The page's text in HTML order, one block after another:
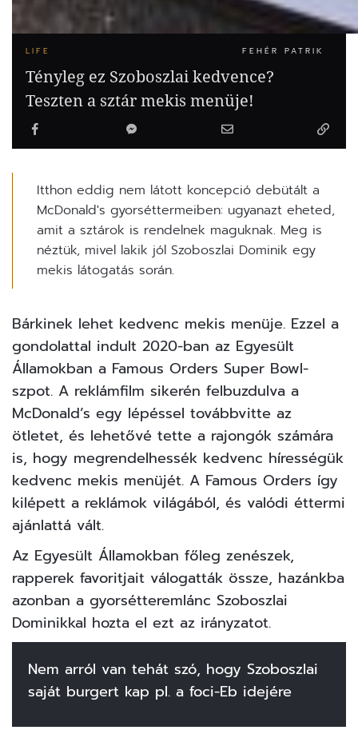
LIFE FEHÉR PATRIK
Tényleg ez Szoboszlai kedvence?
Teszten a sztár mekis menüje!
Itthon eddig nem látott koncepció debütált a
McDonald's gyorséttermeiben: ugyanazt eheted,
amit a sztárok is rendelnek maguknak. Meg is
néztük, mivel lakik jól Szoboszlai Dominik egy
mekis látogatás során.
Bárkinek lehet kedvenc mekis menüje. Ezzel a
gondolattal indult 2020-ban az Egyesült
Államokban a Famous Orders Super Bowl-
szpot. A reklámfilm sikerén felbuzdulva a
McDonald’s egy lépéssel továbbvitte az
ötletet, és lehetővé tette a rajongók számára
is, hogy megrendelhessék kedvenc hírességük
kedvenc mekis menüjét. A Famous Orders így
kilépett a reklámok világából, és valódi éttermi
ajánlattá vált.
Az Egyesült Államokban főleg zenészek,
rapperek favoritjait válogatták össze, hazánkba
azonban a gyorsétteremlánc Szoboszlai
Dominikkal hozta el ezt az irányzatot.
Nem arról van tehát szó, hogy Szoboszlai
saját burgert kap pl. a foci-Eb idejére